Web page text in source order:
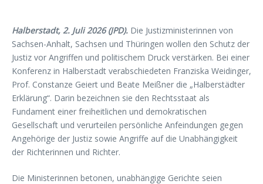
Halberstadt, 2. Juli 2026 (JPD). Die Justizministerinnen von
Sachsen-Anhalt, Sachsen und Thüringen wollen den Schutz der
Justiz vor Angriffen und politischem Druck verstärken. Bei einer
Konferenz in Halberstadt verabschiedeten Franziska Weidinger,
Prof. Constanze Geiert und Beate Meißner die „Halberstädter
Erklärung“. Darin bezeichnen sie den Rechtsstaat als
Fundament einer freiheitlichen und demokratischen
Gesellschaft und verurteilen persönliche Anfeindungen gegen
Angehörige der Justiz sowie Angriffe auf die Unabhängigkeit
der Richterinnen und Richter.
Die Ministerinnen betonen, unabhängige Gerichte seien